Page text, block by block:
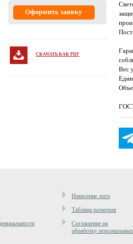
Оформить заявку
СКАЧАТЬ КАК PDF
Вес
Нанесение лого
Таблица размеров
Cоглашение на
обработку